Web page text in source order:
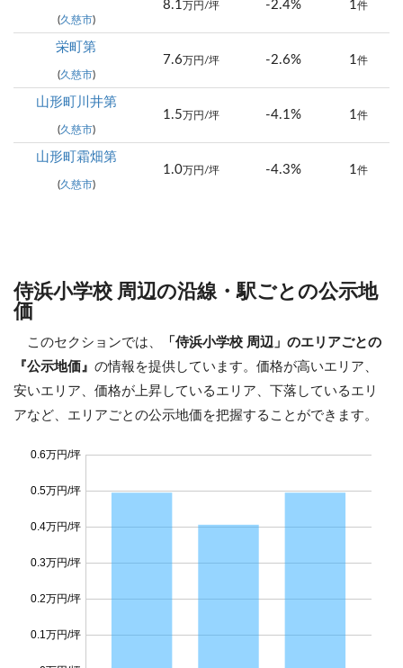
(久慈市)
8.1 万円/坪 -2.4% 1件
栄町第
(久慈市)
7.6 万円/坪 -2.6% 1件
山形町川井第
(久慈市)
1.5 万円/坪 -4.1% 1件
山形町霜畑第
(久慈市)
1.0万円/坪 -4.3% 1件
侍浜小学校 周辺の沿線・駅ごとの公示地
価
このセクションでは、
「侍浜小学校 周辺」のエリアごとの
『公示地価』 の情報を提供しています。価格が高いエリア、
安いエリア、価格が上昇しているエリア、下落しているエリ
アなど、エリアごとの公示地価を把握することができます。
0.1万円/坪
0.2万円/坪
0.3万円/坪
0.4万円/坪
0.5万円/坪
0.6万円/坪